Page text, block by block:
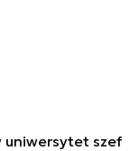
uniwersytet szef